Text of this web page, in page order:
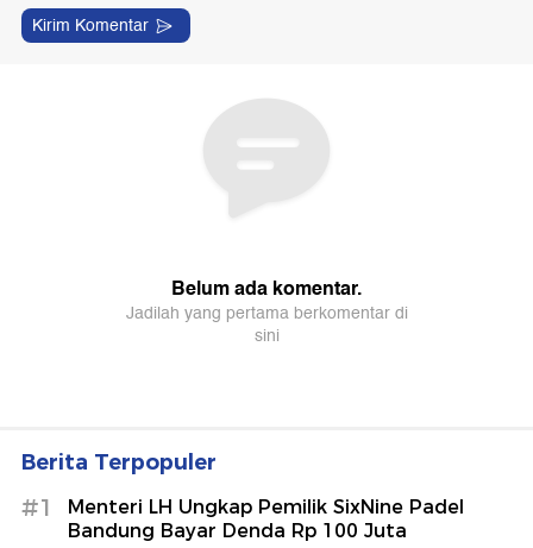
Berita Terpopuler
#1
Menteri LH Ungkap Pemilik SixNine Padel
Bandung Bayar Denda Rp 100 Juta